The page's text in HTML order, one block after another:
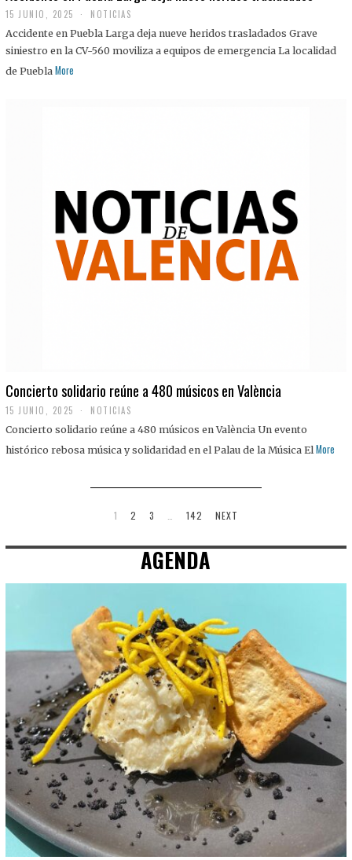
15 JUNIO, 2025 NOTICIAS
Accidente en Puebla Larga deja nueve heridos trasladados Grave
siniestro en la CV-560 moviliza a equipos de emergencia La localidad
de Puebla More
Concierto solidario reúne a 480 músicos en València
15 JUNIO, 2025 NOTICIAS
Concierto solidario reúne a 480 músicos en València Un evento
histórico rebosa música y solidaridad en el Palau de la Música El More
1 2 3 142 NEXT
AGENDA